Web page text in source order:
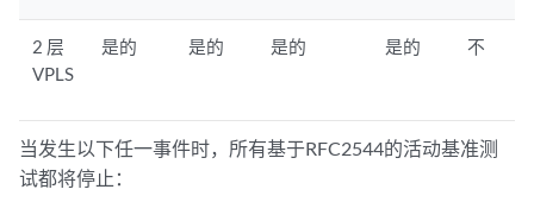
2 层
VPLS
是的 是的 是的 是的 不
当发生以下任一事件时，所有基于RFC2544的活动基准测
试都将停止：